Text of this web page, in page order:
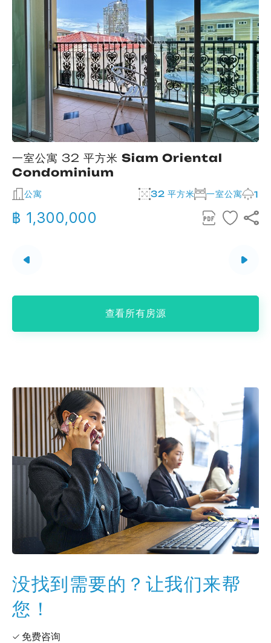
一室公寓 32 平方米 Siam Oriental
Condominium
公寓 32 平方米 一室公寓 1
฿ 1,300,000
查看所有房源
没找到需要的？让我们来帮
您！
✓ 免费咨询